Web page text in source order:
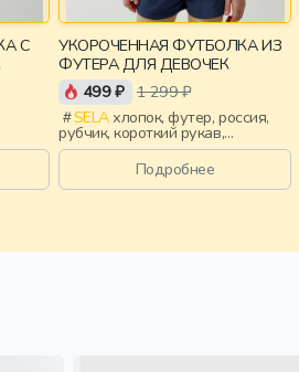
С
УКОРОЧЕННАЯ ФУТБОЛКА ИЗ
ФУТЕРА ДЛЯ ДЕВОЧЕК
499 ₽ 1 299 ₽
SELAхлопок, футер, россия,
рубчик, короткий рукав,
укороченные, короткие,
свободные, принт, вырез,
круглый вырез, девочки, дети
Подробнее